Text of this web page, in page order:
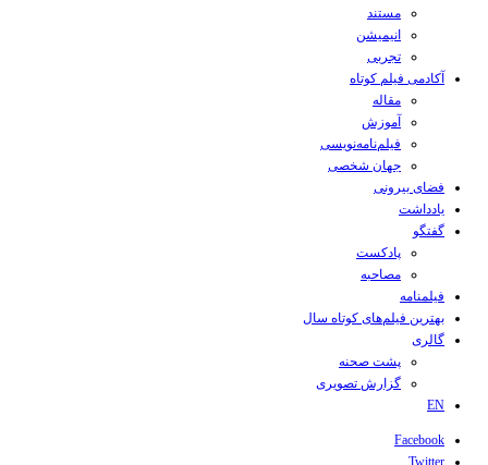
مستند
انیمیشن
تجربی
آکادمی فیلم کوتاه
مقاله
آموزش
فیلم‌نامه‌نویسی
جهان شخصی
فضای بیرونی
یادداشت
گفتگو
پادکست
مصاحبه
فیلمنامه
بهترین فیلم‌های کوتاه سال
گالری
پشت صحنه
گزارش تصویری
EN
Facebook
Twitter